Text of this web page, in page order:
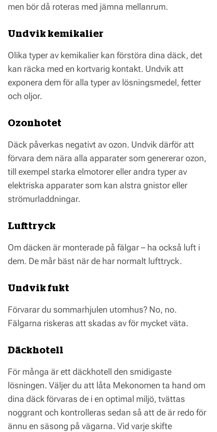
men bör då roteras med jämna mellanrum.
Undvik kemikalier
Olika typer av kemikalier kan förstöra dina däck, det
kan räcka med en kortvarig kontakt. Undvik att
exponera dem för alla typer av lösningsmedel, fetter
och oljor.
Ozonhotet
Däck påverkas negativt av ozon. Undvik därför att
förvara dem nära alla apparater som genererar ozon,
till exempel starka elmotorer eller andra typer av
elektriska apparater som kan alstra gnistor eller
strömurladdningar.
Lufttryck
Om däcken är monterade på fälgar – ha också luft i
dem. De mår bäst när de har normalt lufttryck.
Undvik fukt
Förvarar du sommarhjulen utomhus? No, no.
Fälgarna riskeras att skadas av för mycket väta.
Däckhotell
För många är ett däckhotell den smidigaste
lösningen. Väljer du att låta Mekonomen ta hand om
dina däck förvaras de i en optimal miljö, tvättas
noggrant och kontrolleras sedan så att de är redo för
ännu en säsong på vägarna. Vid varje skifte